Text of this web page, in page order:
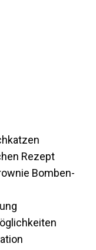
Rezept
Bomben-